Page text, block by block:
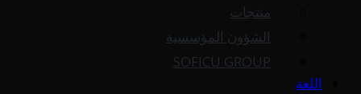
منتجات
الشؤون المؤسسية
SOFICU GROUP
اللغة